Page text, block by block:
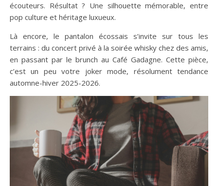
écouteurs. Résultat ? Une silhouette mémorable, entre
pop culture et héritage luxueux.
Là encore, le pantalon écossais s’invite sur tous les
terrains : du concert privé à la soirée whisky chez des amis,
en passant par le brunch au Café Gadagne. Cette pièce,
c’est un peu votre joker mode, résolument tendance
automne-hiver 2025-2026.